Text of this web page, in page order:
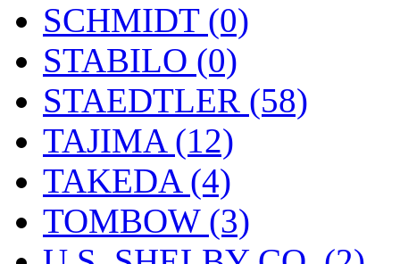
SCHMIDT (0)
STABILO (0)
STAEDTLER (58)
TAJIMA (12)
TAKEDA (4)
TOMBOW (3)